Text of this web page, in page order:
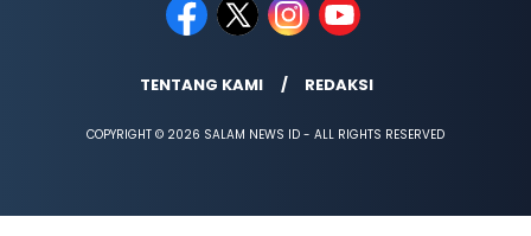
TENTANG KAMI REDAKSI
COPYRIGHT © 2026 SALAM NEWS ID - ALL RIGHTS RESERVED